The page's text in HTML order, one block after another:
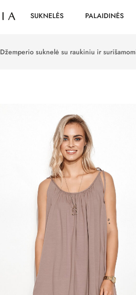
SUKNELĖS PALAIDINĖS
Džemperio suknelė su raukiniu ir